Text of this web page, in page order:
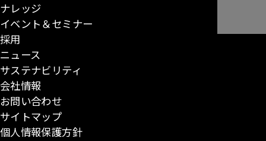
ナレッジ
イベント＆セミナー
採用
ニュース
サステナビリティ
会社情報
お問い合わせ
サイトマップ
個人情報保護方針